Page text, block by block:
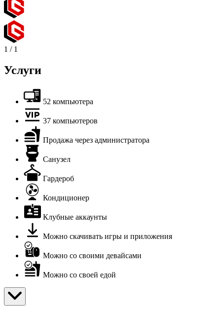
1 / 1
Услуги
52 компьютера
37 компьютеров
Продажа через администратора
Санузел
Гардероб
Кондиционер
Клубные аккаунты
Можно скачивать игры и приложения
Можно со своими девайсами
Можно со своей едой